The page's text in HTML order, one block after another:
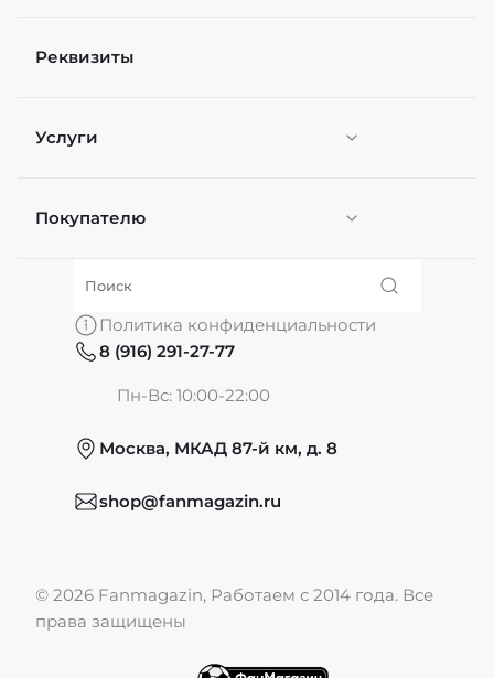
Реквизиты
Услуги
Персонификация
Покупателю
О нас
Обмен и возврат
Публичная оферта
Политика конфиденциальности
8 (916) 291-27-77
Пн-Вс: 10:00-22:00
Москва, МКАД 87-й км, д. 8
shop@fanmagazin.ru
© 2026 Fanmagazin, Работаем с 2014 года. Все
права защищены